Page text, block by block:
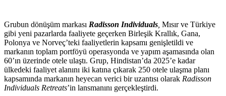
Grubun dönüşüm markası Radisson Individuals Mısır ve Türkiye
gibi yeni pazarlarda faaliyete geçerken Birleşik Krallık, Gana,
Polonya ve Norveç’teki faaliyetlerin kapsamı genişletildi ve
markanın toplam portföyü operasyonda ve yapım aşamasında olan
60’ın üzerinde otele ulaştı. Grup, Hindistan’da 2025’e kadar
ülkedeki faaliyet alanını iki katına çıkarak 250 otele ulaşma planı
kapsamında markanın heyecan verici bir uzantısı olarak Radisson
Individuals Retreats’in lansmanını gerçekleştirdi.